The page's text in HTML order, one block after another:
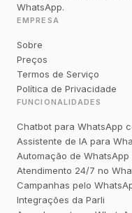
WhatsApp.
EMPRESA
Sobre
Preços
Termos de Serviço
Política de Privacidade
FUNCIONALIDADES
Chatbot para WhatsApp
Assistente de IA para
Automação de WhatsApp
Atendimento 24/7 no
Campanhas pelo
Integrações da Parli